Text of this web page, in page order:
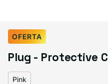
Select Color:
Black
Variante agotada o no disponible
Sapphire
Gray
Blue
Purple
Pink
OFERTA
Plug - Protective
Pink